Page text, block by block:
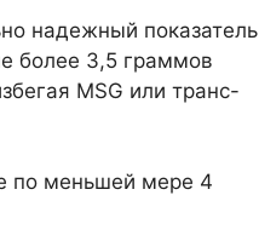
надежный показатель
более 3,5 граммов
MSG или транс-
по меньшей мере 4